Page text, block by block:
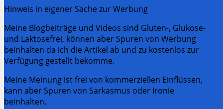
Hinweis in eigener Sache zur Werbung
Meine Blogbeiträge und Videos sind Gluten-, Glukose-
und Laktosefrei, können aber Spuren von Werbung
beinhalten da ich die Artikel ab und zu kostenlos zur
Verfügung gestellt bekomme.
Meine Meinung ist frei von kommerziellen Einflüssen,
kann aber Spuren von Sarkasmus oder Ironie
beinhalten.